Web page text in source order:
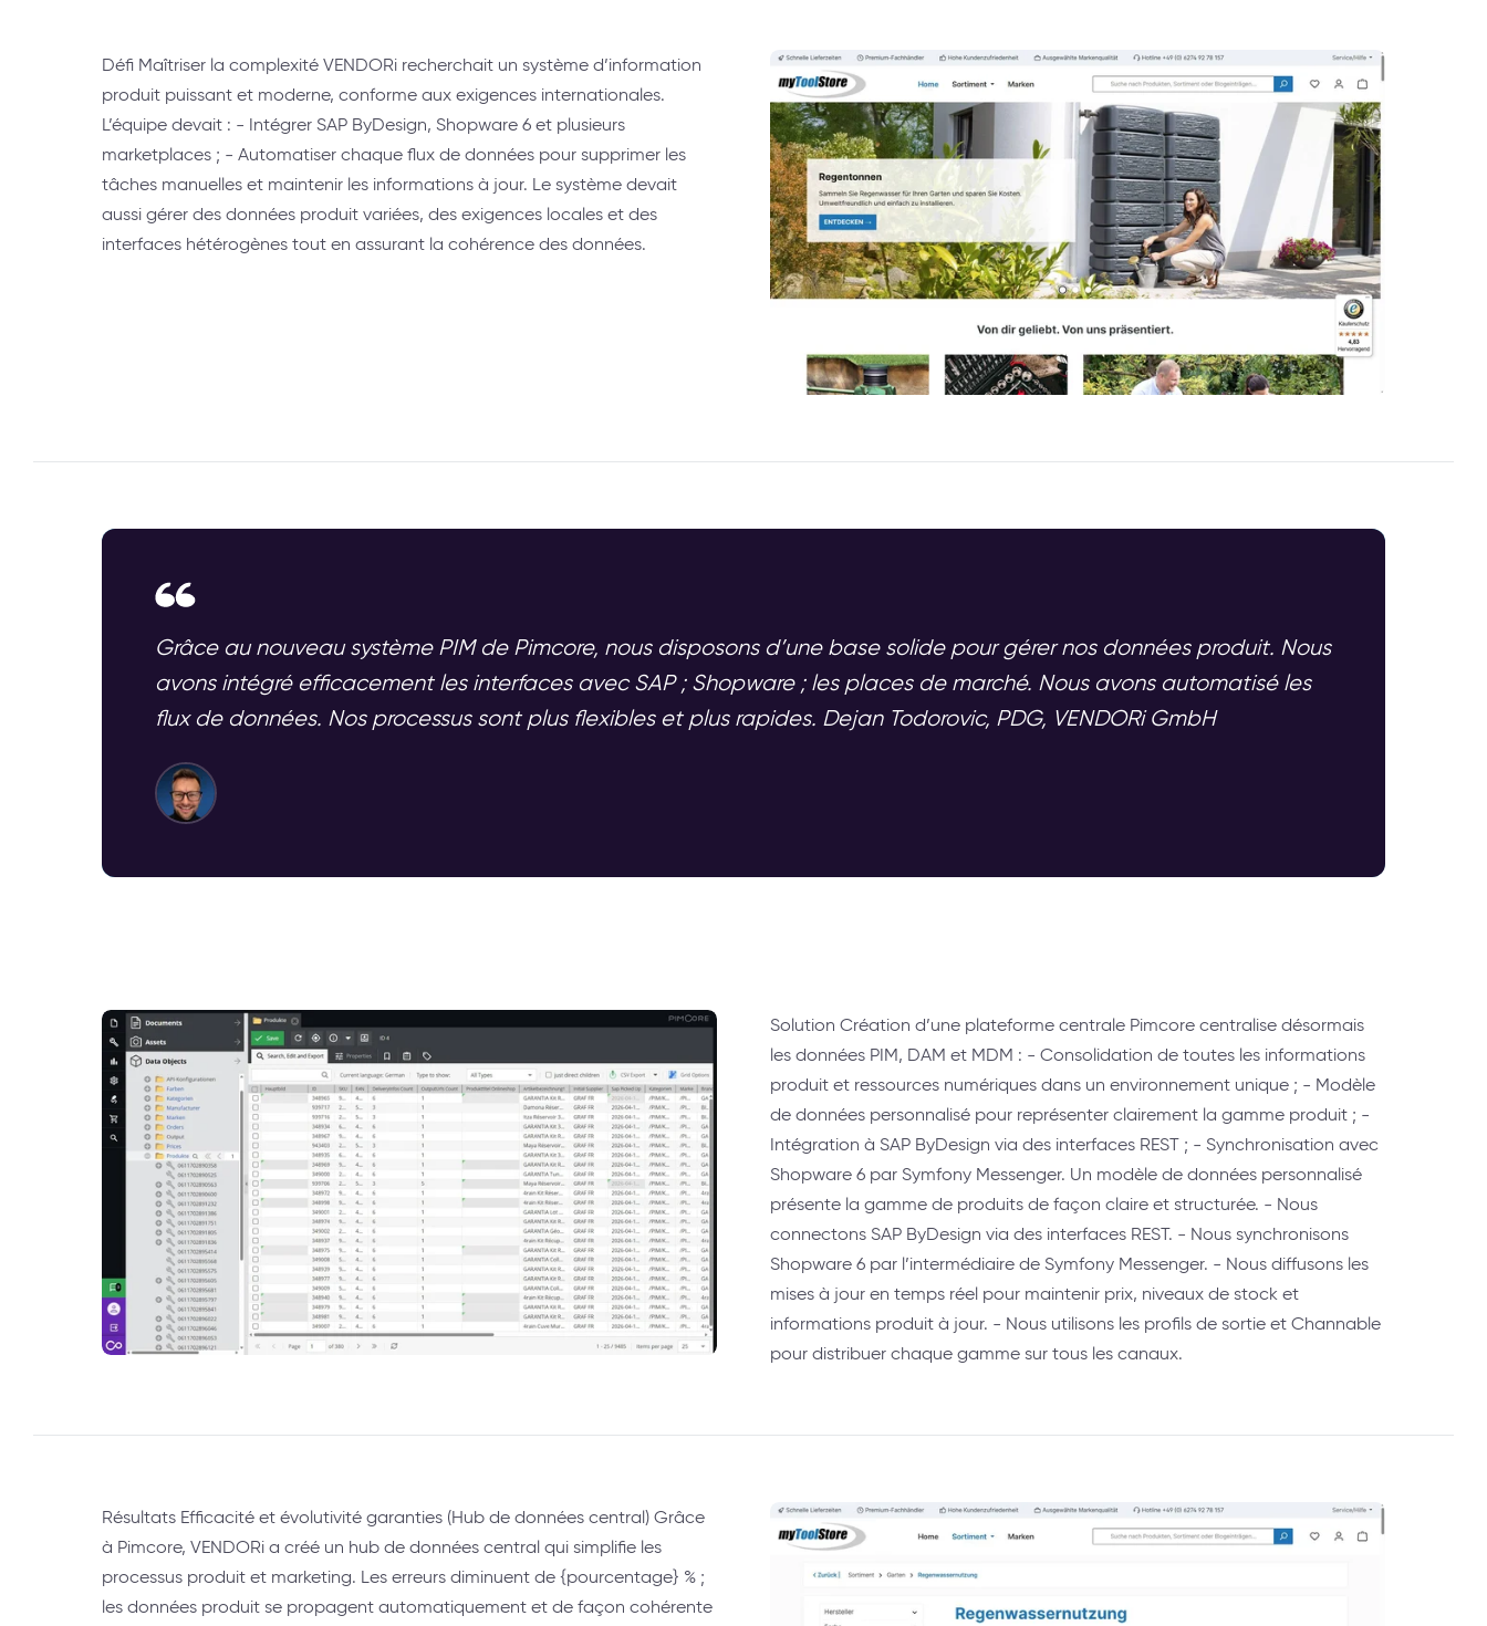
Défi Maîtriser la complexité VENDORi recherchait un système d’information
produit puissant et moderne, conforme aux exigences internationales.
L’équipe devait : - Intégrer SAP ByDesign, Shopware 6 et plusieurs
marketplaces ; - Automatiser chaque flux de données pour supprimer les
tâches manuelles et maintenir les informations à jour. Le système devait
aussi gérer des données produit variées, des exigences locales et des
interfaces hétérogènes tout en assurant la cohérence des données.
Grâce au nouveau système PIM de Pimcore, nous disposons d’une base solide pour gérer nos données produit. Nous
avons intégré efficacement les interfaces avec SAP ; Shopware ; les places de marché. Nous avons automatisé les
flux de données. Nos processus sont plus flexibles et plus rapides. Dejan Todorovic, PDG, VENDORi GmbH
Solution Création d’une plateforme centrale Pimcore centralise désormais
les données PIM, DAM et MDM : - Consolidation de toutes les informations
produit et ressources numériques dans un environnement unique ; - Modèle
de données personnalisé pour représenter clairement la gamme produit ; -
Intégration à SAP ByDesign via des interfaces REST ; - Synchronisation avec
Shopware 6 par Symfony Messenger. Un modèle de données personnalisé
présente la gamme de produits de façon claire et structurée. - Nous
connectons SAP ByDesign via des interfaces REST. - Nous synchronisons
Shopware 6 par l’intermédiaire de Symfony Messenger. - Nous diffusons les
mises à jour en temps réel pour maintenir prix, niveaux de stock et
informations produit à jour. - Nous utilisons les profils de sortie et Channable
pour distribuer chaque gamme sur tous les canaux.
Résultats Efficacité et évolutivité garanties (Hub de données central) Grâce
à Pimcore, VENDORi a créé un hub de données central qui simplifie les
processus produit et marketing. Les erreurs diminuent de {pourcentage} % ;
les données produit se propagent automatiquement et de façon cohérente